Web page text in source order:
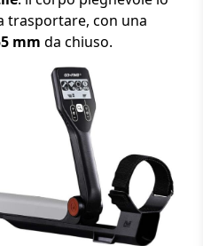
trasportare, con una
mm da chiuso.